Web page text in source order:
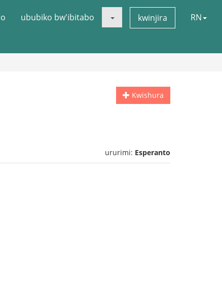
ububiko bw'ibitabo kwinjira RN
Kwishura
ururimi: Esperanto